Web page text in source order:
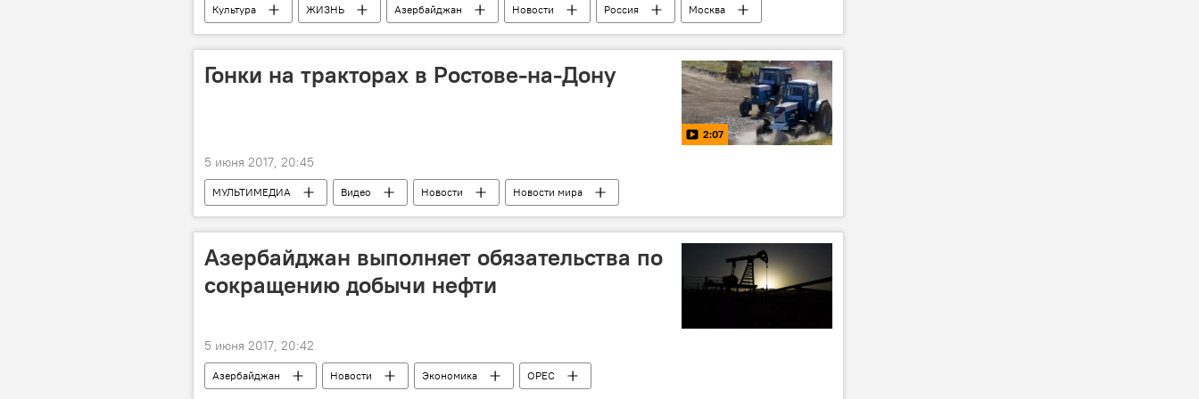
Культура ЖИЗНЬ Азербайджан Новости Россия
Москва
Нигяр Нариманбекова
Галерея искусств Зураба Церетели "Марионетка"
Гонки на тракторах в Ростове-на-Дону
2:07
5 июня 2017, 20:45
МУЛЬТИМЕДИА Видео Новости Новости мира
Азербайджан выполняет обязательства по
сокращению добычи нефти
5 июня 2017, 20:42
Азербайджан Новости Экономика
OPEC